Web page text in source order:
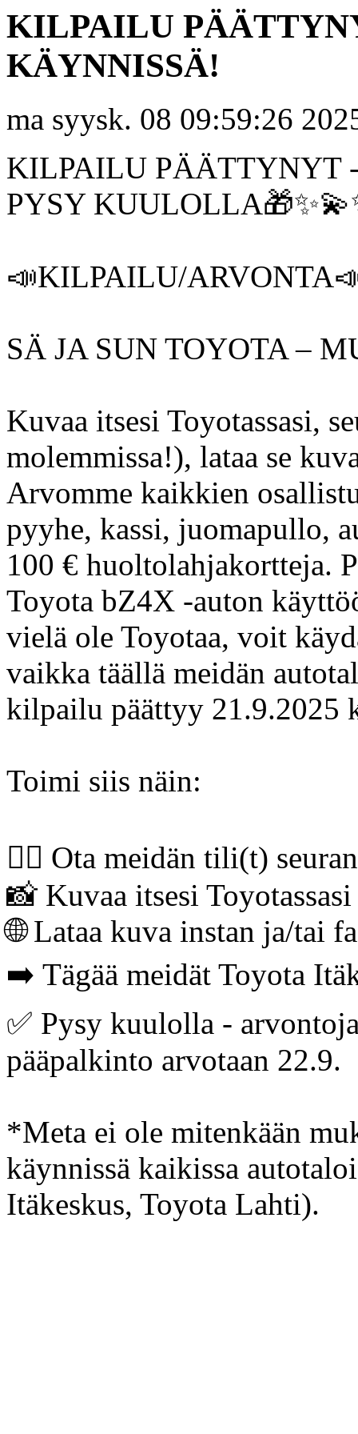
KILPAILU
KÄYNNISSÄ!
ma syysk. 08 09:59:26
KILPAILU PÄÄTTYNYT
PYSY
📣KILPAILU/
SÄ JA SUN TOYOTA –
Kuvaa itsesi Toyotassasi,
molemmissa!), lataa se
Arvomme kaikkien
pyyhe, kassi, juomapullo,
100 € huoltolahjakortteja.
Toyota bZ4X -auton
vielä ole Toyotaa, voit
vaikka täällä meidän
kilpailu päättyy 21.9.2025
Toimi siis näin:
👍🏻 Ota meidän tili(t)
📸 Kuvaa itsesi Toyotassasi
🌐 Lataa kuva instan ja/tai
➡️ Tägää meidät Toyota
✅ Pysy kuulolla -
pääpalkinto arvotaan 22.9.
*Meta ei ole mitenkään
käynnissä kaikissa
Itäkeskus, Toyota Lahti).